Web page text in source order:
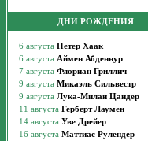
ДНИ РОЖДЕНИЯ